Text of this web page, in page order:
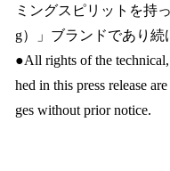
ミングスピリットを持
g）」ブランドであり続
●All rights of the
hed in this press release
ges without prior notice.